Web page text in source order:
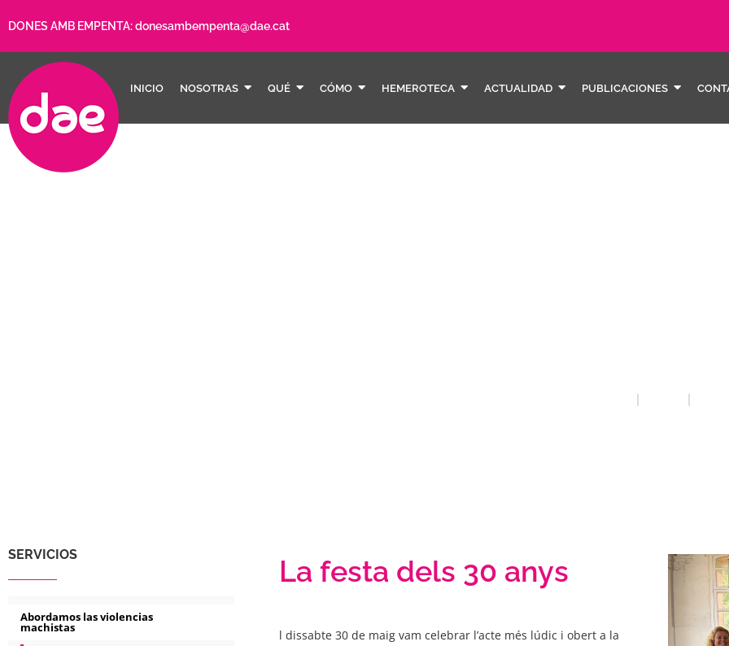
DONES AMB EMPENTA:donesambempenta@dae.cat
INICIO NOSOTRAS QUÉ CÓMO HEMEROTECA ACTUALIDAD PUBLICACIONES
SERVICIOS
Abordamos las violencias
machistas
La festa dels 30 anys
l dissabte 30 de maig vam celebrar l’acte més lúdic i obert a la